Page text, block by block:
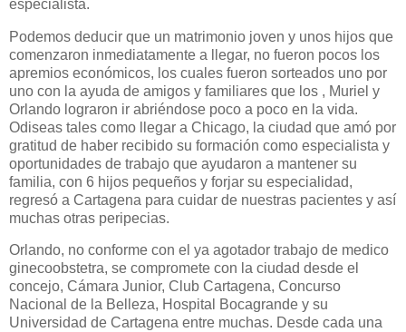
especialista.
Podemos deducir que un matrimonio joven y unos hijos que
comenzaron inmediatamente a llegar, no fueron pocos los
apremios económicos, los cuales fueron sorteados uno por
uno con la ayuda de amigos y familiares que los , Muriel y
Orlando lograron ir abriéndose poco a poco en la vida.
Odiseas tales como llegar a Chicago, la ciudad que amó por
gratitud de haber recibido su formación como especialista y
oportunidades de trabajo que ayudaron a mantener su
familia, con 6 hijos pequeños y forjar su especialidad,
regresó a Cartagena para cuidar de nuestras pacientes y así
muchas otras peripecias.
Orlando, no conforme con el ya agotador trabajo de medico
ginecoobstetra, se compromete con la ciudad desde el
concejo, Cámara Junior, Club Cartagena, Concurso
Nacional de la Belleza, Hospital Bocagrande y su
Universidad de Cartagena entre muchas. Desde cada una